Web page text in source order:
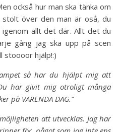
också hur man ska tänka om
över den man är oså, du
allt det där. Allt det du
gång jag ska upp på scen
stoooor hjälp!:)
så har du hjälpt mig att
har givit mig otroligt många
på VARENDA DAG.”
att utvecklas. Jag har